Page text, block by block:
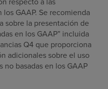
GAAP. Se recomienda
sobre la presentación de
en los GAAP” incluida
Q4 que proporciona
adicionales sobre el uso
no basadas en los GAAP